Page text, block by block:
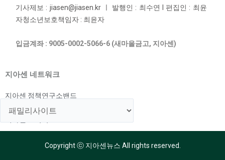
기사제보 : jiasen@jiasen.kr ㅣ 발행인 : 최수연 l 편집인 : 최윤
자청소년보호책임자 : 최윤자
입금계좌 : 9005-0002-5066-6 (새마을금고, 지아센)
지아센 네트워크
지아센 정책연구소밴드
지아센 해외아동지원국
Copyright ⓒ 지아센뉴스 All rights reserved.